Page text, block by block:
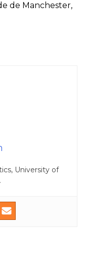
de Manchester,
University of